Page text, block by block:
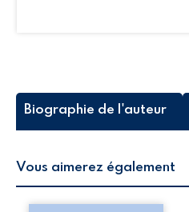
Biographie de l'auteur
Vous aimerez également